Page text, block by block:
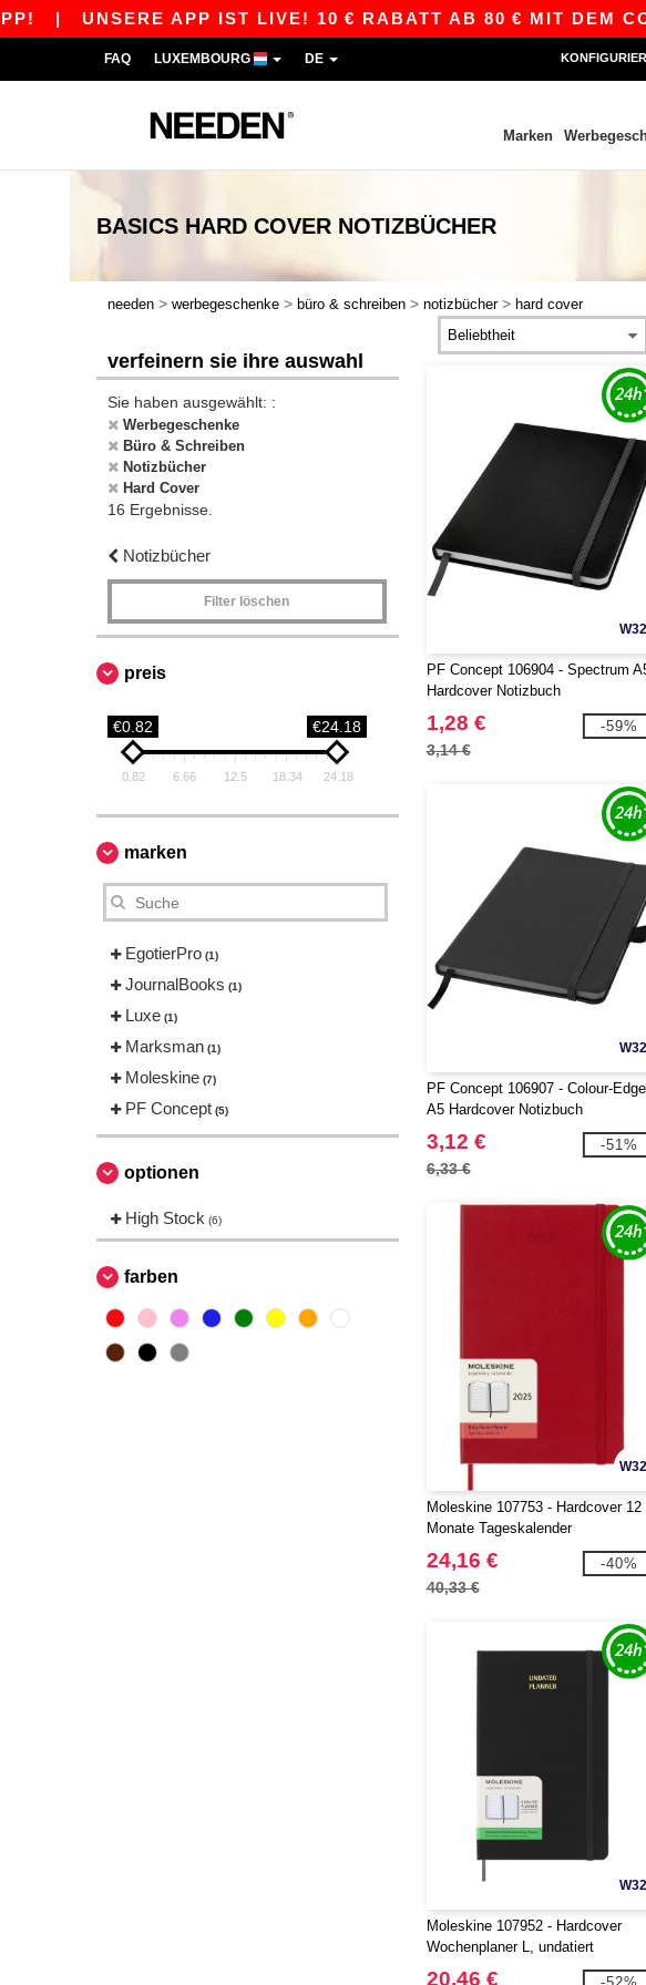
UNSERE APP IST LIVE! 10 € RABATT AB 80 € MIT DEM
FAQ LUXEMBOURG DE
Marken
BASICS HARD COVER NOTIZBÜCHER
needen > werbegeschenke > büro & schreiben > notizbücher > hard cover
verfeinern sie ihre auswahl
Sie haben ausgewählt: :
Werbegeschenke
Büro & Schreiben
Notizbücher
Hard Cover
16 Ergebnisse.
Notizbücher
Filter löschen
preis
€0.82 €24.18
0.82 6.66 12.5 18.34 24.18
marken
EgotierPro (1)
JournalBooks (1)
Luxe (1)
Marksman (1)
Moleskine (7)
PF Concept (5)
optionen
High Stock (6)
farben
W32
PF Concept 106904 - Spectrum
Hardcover Notizbuch
1,28 €
3,14 €
-59%
W32
PF Concept 106907 - Colour-Edge
A5 Hardcover Notizbuch
3,12 €
6,33 €
-51%
W32
Moleskine 107753 - Hardcover 12
Monate Tageskalender
24,16 €
40,33 €
-40%
W32
Moleskine 107952 - Hardcover
Wochenplaner L, undatiert
20,46 €